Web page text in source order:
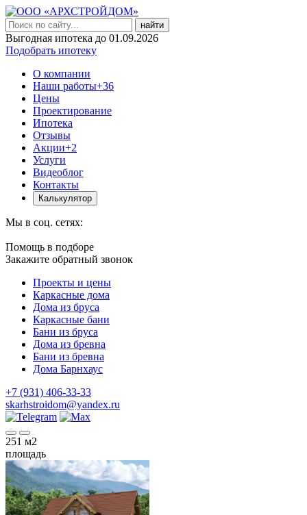
найти
Выгодная ипотека до 01.09.2026
Подобрать ипотеку
О компании
Наши работы+36
Цены
Проектирование
Ипотека
Отзывы
Акции+2
Услуги
Видеоблог
Контакты
Калькулятор
Мы в соц. сетях:
Помощь в подборе
Закажите обратный звонок
Проекты и цены
Каркасные дома
Дома из бруса
Каркасные бани
Бани из бруса
Дома из бревна
Бани из бревна
Дома Барнхаус
+7 (931) 406-33-33
skarhstroidom@yandex.ru
251 м2
площадь